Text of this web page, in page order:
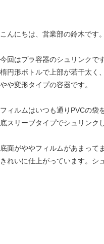
こんにちは、営業部の鈴木です。
今回はプラ容器のシュリンクです
楕円形ボトルで上部が若干太く
やや変形タイプの容器です。
フィルムはいつも通りPVCの袋
底スリーブタイプでシュリンク
底面がややフィルムがあまって
きれいに仕上がっています。シ